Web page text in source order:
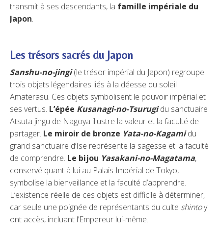
transmit à ses descendants, la famille impériale du
Japon.
Les trésors sacrés du Japon
Sanshu-no-jingi (le trésor impérial du Japon) regroupe
trois objets légendaires liés à la déesse du soleil
Amaterasu. Ces objets symbolisent le pouvoir impérial et
ses vertus. L’épée Kusanagi-no-Tsurugidu sanctuaire
Atsuta jingu de Nagoya illustre la valeur et la faculté de
partager. Le miroir de bronze Yata-no-Kagamidu
grand sanctuaire d’Ise représente la sagesse et la faculté
de comprendre. Le bijou Yasakani-no-Magatama,
conservé quant à lui au Palais Impérial de Tokyo,
symbolise la bienveillance et la faculté d’apprendre.
L’existence réelle de ces objets est difficile à déterminer,
car seule une poignée de représentants du culte shintoy
ont accès, incluant l’Empereur lui-même.